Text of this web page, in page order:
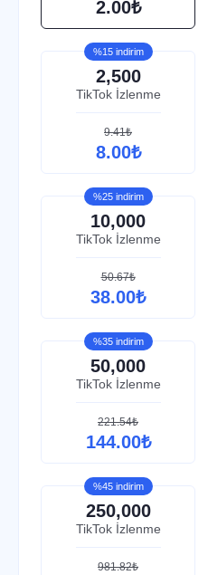
2.00₺
%15 indirim
2,500
TikTok İzlenme
9.41₺
8.00₺
%25 indirim
10,000
TikTok İzlenme
50.67₺
38.00₺
%35 indirim
50,000
TikTok İzlenme
221.54₺
144.00₺
%45 indirim
250,000
TikTok İzlenme
981.82₺